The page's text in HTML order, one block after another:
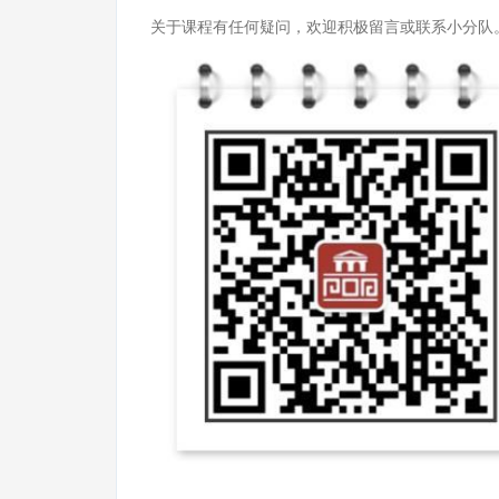
关于课程有任何疑问，欢迎积极留言或联系小分队